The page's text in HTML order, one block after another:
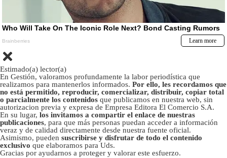
Estimado(a) lector(a)
En Gestión, valoramos profundamente la labor periodística que
realizamos para mantenerlos informados. Por ello, les recordamos que
no está permitido, reproducir, comercializar, distribuir, copiar total
o parcialmente los contenidos que publicamos en nuestra web, sin
autorizacion previa y expresa de Empresa Editora El Comercio S.A.
En su lugar, los invitamos a compartir el enlace de nuestras
publicaciones, para que más personas puedan acceder a información
veraz y de calidad directamente desde nuestra fuente oficial.
Asimismo, pueden suscribirse y disfrutar de todo el contenido
exclusivo que elaboramos para Uds.
Gracias por ayudarnos a proteger y valorar este esfuerzo.